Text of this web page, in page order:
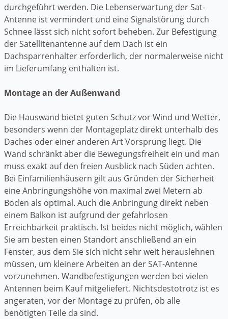
durchgeführt werden. Die Lebenserwartung der Sat-
Antenne ist vermindert und eine Signalstörung durch
Schnee lässt sich nicht sofort beheben. Zur Befestigung
der Satellitenantenne auf dem Dach ist ein
Dachsparrenhalter erforderlich, der normalerweise nicht
im Lieferumfang enthalten ist.
Montage an der Außenwand
Die Hauswand bietet guten Schutz vor Wind und Wetter,
besonders wenn der Montageplatz direkt unterhalb des
Daches oder einer anderen Art Vorsprung liegt. Die
Wand schränkt aber die Bewegungsfreiheit ein und man
muss exakt auf den freien Ausblick nach Süden achten.
Bei Einfamilienhäusern gilt aus Gründen der Sicherheit
eine Anbringungshöhe von maximal zwei Metern ab
Boden als optimal. Auch die Anbringung direkt neben
einem Balkon ist aufgrund der gefahrlosen
Erreichbarkeit praktisch. Ist beides nicht möglich, wählen
Sie am besten einen Standort anschließend an ein
Fenster, aus dem Sie sich nicht sehr weit herauslehnen
müssen, um kleinere Arbeiten an der SAT-Antenne
vorzunehmen. Wandbefestigungen werden bei vielen
Antennen beim Kauf mitgeliefert. Nichtsdestotrotz ist es
angeraten, vor der Montage zu prüfen, ob alle
benötigten Teile da sind.